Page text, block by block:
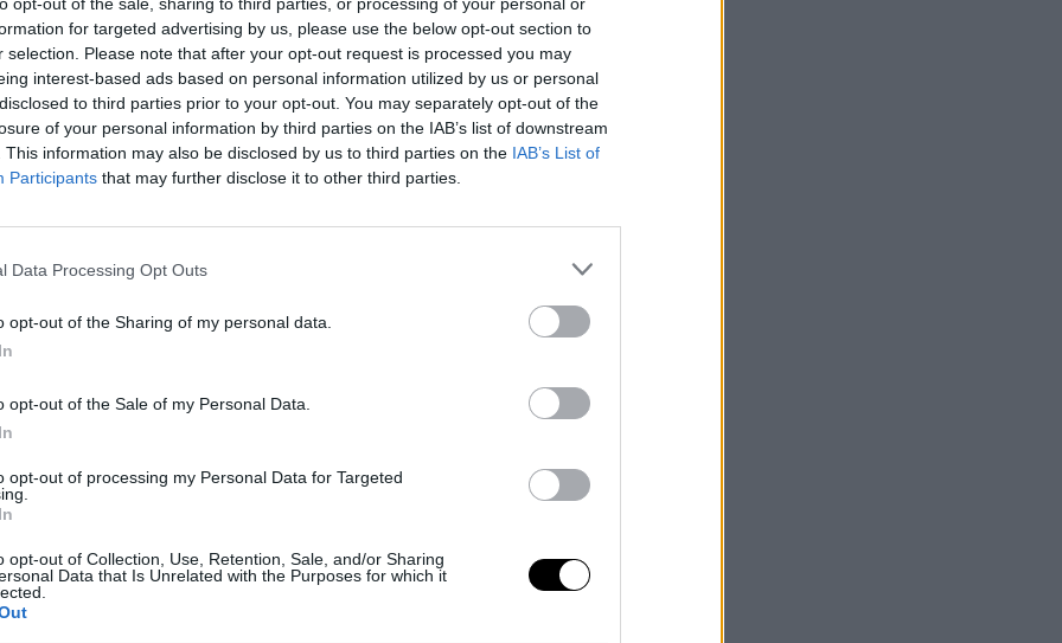
for targeted advertising by us, please use the below opt-out section to
selection. Please note that after your opt-out request is processed you may
interest-based ads based on personal information utilized by us or personal
to third parties prior to your opt-out. You may separately opt-out of the
of your personal information by third parties on the IAB’s list of downstream
This information may also be disclosed by us to third parties on the IAB’s List of
Participants that may further disclose it to other third parties.
Data Processing Opt Outs
opt-out of the Sharing of my personal data.
opt-out of the Sale of my Personal Data.
opt-out of processing my Personal Data for Targeted
opt-out of Collection, Use, Retention, Sale, and/or Sharing
Data that Is Unrelated with the Purposes for which it
a Barcelona és a Bayer Leverkusen
bár akkor Pereira elkötelezett
a klub negyedik edzője volt a
helyre a Premier League-ben, és az
meg a Forestet – ez volt a klub első
.
Vízszintje: Bénul a
szintre süllyedt Európa
Magyarország kénytelen volt
a Paksi Atomerőművet. A